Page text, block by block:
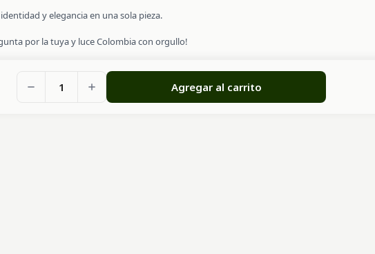
y elegancia en una sola pieza.
por la tuya y luce Colombia con orgullo!
1 Agregar al carrito